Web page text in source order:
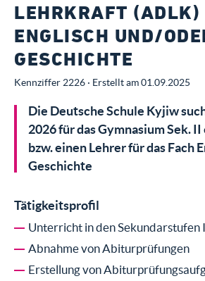
LEHRKRAFT (ADLK)
ENGLISCH UND/
GESCHICHTE
Kennziffer 2226 · Erstellt am 01.09.2025
Die Deutsche Schule Kyjiw
2026 für das Gymnasium Sek.
bzw. einen Lehrer für das Fach
Geschichte
Tätigkeitsprofil
Unterricht in den Sekundarstufen
Abnahme von Abiturprüfungen
Erstellung von